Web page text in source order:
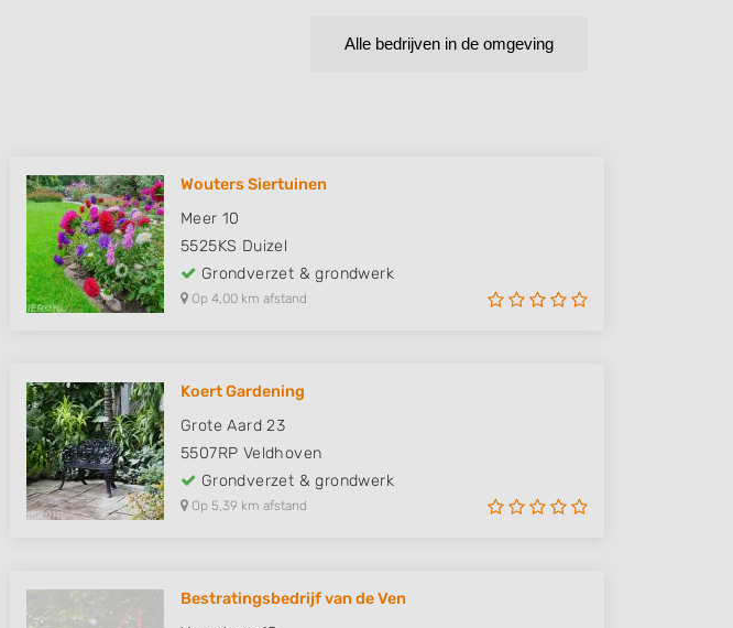
Alle bedrijven in de omgeving
Wouters Siertuinen
Meer 10
5525KS Duizel
Grondverzet & grondwerk
Op 4,00 km afstand
Koert Gardening
Grote Aard 23
5507RP Veldhoven
Grondverzet & grondwerk
Op 5,39 km afstand
Bestratingsbedrijf van de Ven